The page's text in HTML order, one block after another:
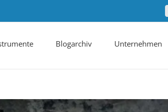
Blogarchiv Unternehmen